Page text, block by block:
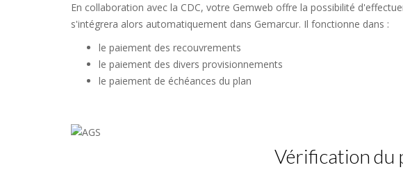
En collaboration avec la CDC, votre Gemweb offre la possibilité
s'intégrera alors automatiquement dans Gemarcur. Il fonctionne dans :
le paiement des recouvrements
le paiement des divers provisionnements
le paiement de échéances du plan
Vérification du